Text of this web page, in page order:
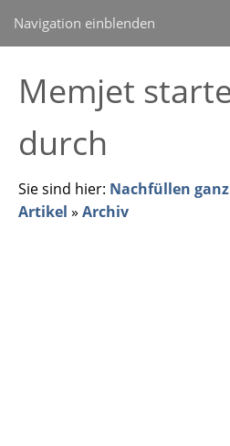
Navigation einblenden
Memjet
durch
Sie sind hier: Nachfüllen
Artikel » Archiv